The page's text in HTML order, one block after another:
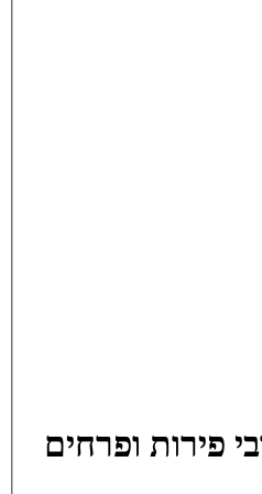
פירות ופרחים